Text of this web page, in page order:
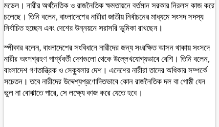
মডেল। নারীর অর্থনৈতিক ও রাজনৈতিক ক্ষমতায়নে বর্তমান সরকার নিরলস কাজ করে
চলেছে। তিনি বলেন, বাংলাদেশের নারীরা জাতীয় নির্বাচনের মাধ্যমে সংসদ সদস্য
নির্বাচিত হচ্ছেন এবং দেশের উন্নয়নে সরাসরি ভূমিকা রাখছেন।
স্পীকার বলেন, বাংলাদেশের সংবিধানে নারীদের জন্য সংরক্ষিত আসন থাকায় সংসদে
নারীর অংশগ্রহণ পার্শ্ববর্তী দেশগুলো থেকে উল্লেখযোগ্যভাবে বেশি। তিনি বলেন,
বাংলাদেশ গণতান্ত্রিক ও সেক্যুলার দেশ। এদেশের নারীরা তাদের অধিকার সম্পর্কে
সচেতন। তবে নারীদের উদ্দেশ্যপ্রণোদিতভাবে কোন রাজনৈতিক দল বা গোষ্ঠী যেন
ভুল না বোঝাতে পারে, সে লক্ষ্যে কাজ করে যেতে হবে।